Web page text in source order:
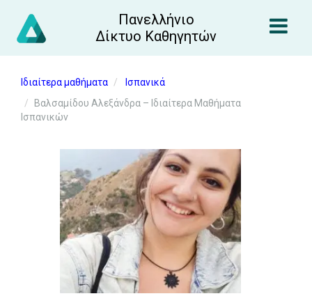
Πανελλήνιο
Δίκτυο Καθηγητών
Ιδιαίτερα μαθήματα
Ισπανικά
Βαλσαμίδου Αλεξάνδρα – Ιδιαίτερα Μαθήματα
Ισπανικών